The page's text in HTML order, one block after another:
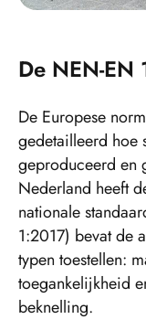
De NEN-EN
De Europese
gedetailleerd hoe
geproduceerd en
Nederland heeft
nationale
1:2017) bevat de
typen toestellen:
toegankelijkheid
beknelling.